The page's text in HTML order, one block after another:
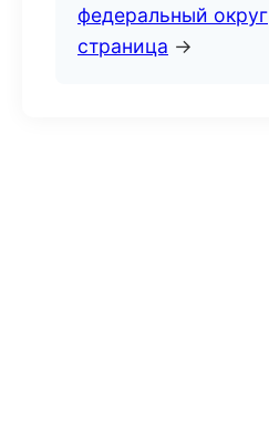
федеральный округ
страница →